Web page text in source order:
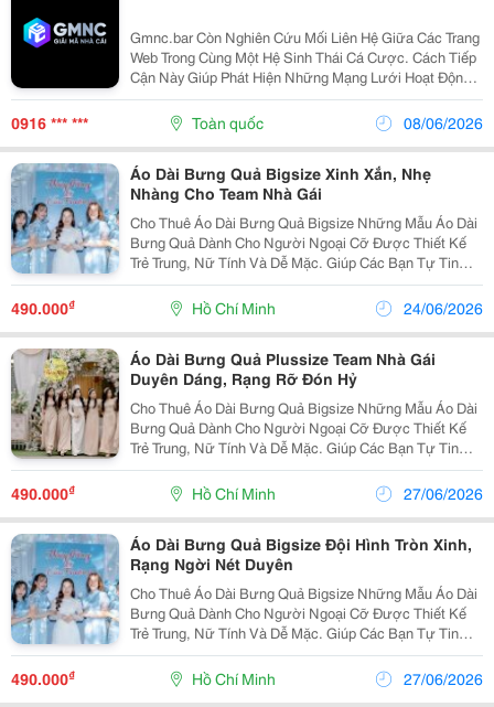
Gmnc.bar Còn Nghiên Cứu Mối Liên Hệ Giữa Các Trang
Web Trong Cùng Một Hệ Sinh Thái Cá Cược. Cách Tiếp
Cận Này Giúp Phát Hiện Những Mạng Lưới Hoạt Động
Có Dấu Hiệu Thiếu Minh Bạch Hoặc Liên Quan Đến Các
Nền Tảng Từng Bị Cộng Đồng Phản Ánh.
0916 *** *** Toàn quốc 08/06/2026
Áo Dài Bưng Quả Bigsize Xinh Xắn, Nhẹ
Nhàng Cho Team Nhà Gái
Cho Thuê Áo Dài Bưng Quả Bigsize Những Mẫu Áo Dài
Bưng Quả Dành Cho Người Ngoại Cỡ Được Thiết Kế
Trẻ Trung, Nữ Tính Và Dễ Mặc. Giúp Các Bạn Tự Tin
Hơn Khi Đồng Hành Cùng Cô Dâu Trong Ngày Vui. Nhiều
Màu Sắc Nổi Bật. ✨ Đủ Size Lớn Cho Cả Đội...
490.000₫ Hồ Chí Minh 24/06/2026
Áo Dài Bưng Quả Plussize Team Nhà Gái
Duyên Dáng, Rạng Rỡ Đón Hỷ
Cho Thuê Áo Dài Bưng Quả Bigsize Những Mẫu Áo Dài
Bưng Quả Dành Cho Người Ngoại Cỡ Được Thiết Kế
Trẻ Trung, Nữ Tính Và Dễ Mặc. Giúp Các Bạn Tự Tin
Hơn Khi Đồng Hành Cùng Cô Dâu Trong Ngày Vui. Nhiều
Màu Sắc Nổi Bật. ✨ Đủ Size Lớn Cho Cả Đội Hình....
490.000₫ Hồ Chí Minh 27/06/2026
Áo Dài Bưng Quả Bigsize Đội Hình Tròn Xinh,
Rạng Ngời Nét Duyên
Cho Thuê Áo Dài Bưng Quả Bigsize Những Mẫu Áo Dài
Bưng Quả Dành Cho Người Ngoại Cỡ Được Thiết Kế
Trẻ Trung, Nữ Tính Và Dễ Mặc. Giúp Các Bạn Tự Tin
Hơn Khi Đồng Hành Cùng Cô Dâu Trong Ngày Vui. Nhiều
Màu Sắc Nổi Bật. ✨ Đủ Size Lớn Cho Cả Đội Hình....
490.000₫ Hồ Chí Minh 27/06/2026